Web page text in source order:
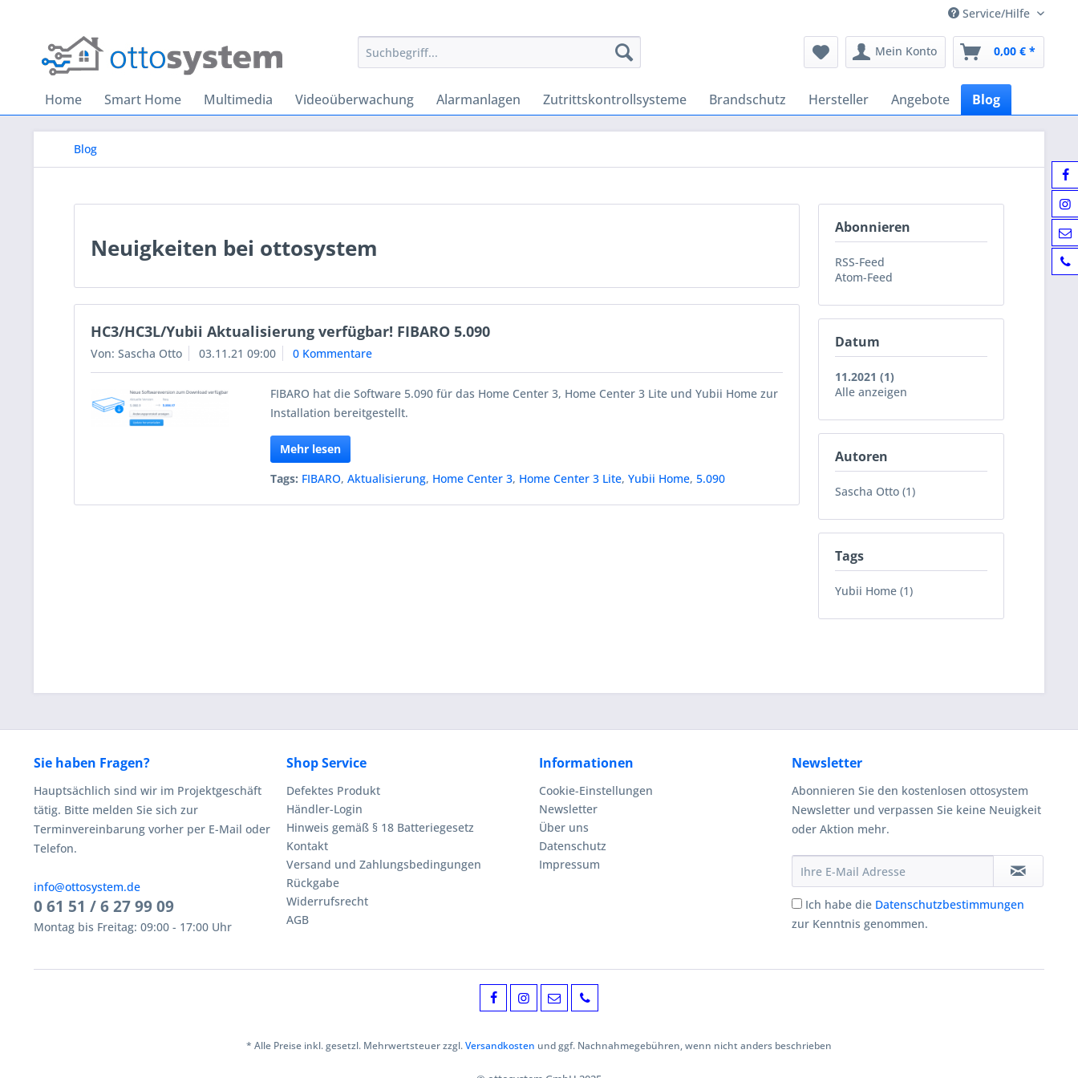
Service/Hilfe
Mein Konto 0,00 € *
Home Smart Home Multimedia Videoüberwachung Alarmanlagen Zutrittskontrollsysteme Brandschutz Hersteller Angebote Blog
Blog
Abonnieren
RSS-Feed
Atom-Feed
Datum
11.2021 (1)
Alle anzeigen
Autoren
Sascha Otto (1)
Tags
Yubii Home (1)
Neuigkeiten bei ottosystem
HC3/HC3L/Yubii Aktualisierung verfügbar! FIBARO 5.090
Von: Sascha Otto 03.11.21 09:00 0 Kommentare
FIBARO hat die Software 5.090 für das Home Center 3, Home Center 3 Lite und Yubii Home zur
Installation bereitgestellt.
Mehr lesen
Tags: FIBARO,Aktualisierung, Home Center 3, Home Center 3 Lite,Yubii Home,5.090
Sie haben Fragen?
Hauptsächlich sind wir im Projektgeschäft
tätig. Bitte melden Sie sich zur
Terminvereinbarung vorher per E-Mail oder
Telefon.
info@ottosystem.de
0 61 51 / 6 27 99 09
Montag bis Freitag: 09:00 - 17:00 Uhr
Shop Service
Defektes Produkt
Händler-Login
Hinweis gemäß § 18 Batteriegesetz
Kontakt
Versand und Zahlungsbedingungen
Rückgabe
Widerrufsrecht
AGB
Informationen
Cookie-Einstellungen
Newsletter
Über uns
Datenschutz
Impressum
Newsletter
Abonnieren Sie den kostenlosen ottosystem
Newsletter und verpassen Sie keine Neuigkeit
oder Aktion mehr.
Ich habe die Datenschutzbestimmungen
zur Kenntnis genommen.
* Alle Preise inkl. gesetzl. Mehrwertsteuer zzgl.Versandkosten und ggf. Nachnahmegebühren, wenn nicht anders beschrieben